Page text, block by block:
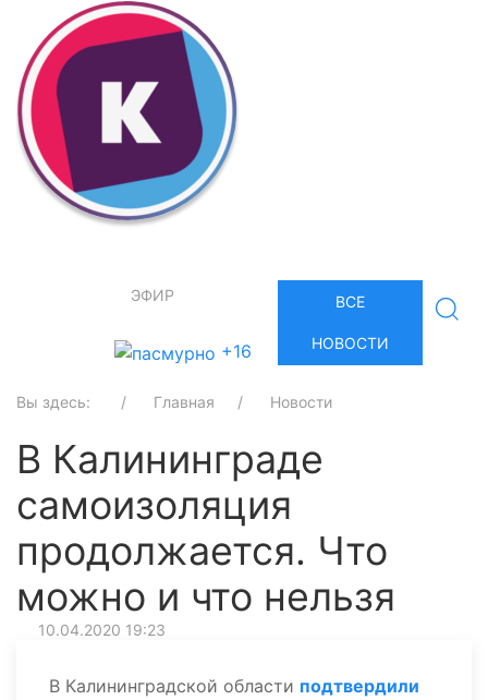
ЭФИР
+16
ВСЕ
НОВОСТИ
Вы здесь: Главная Новости
В Калининграде
самоизоляция
продолжается. Что
можно и что нельзя
10.04.2020 19:23
В Калининградской области подтвердили